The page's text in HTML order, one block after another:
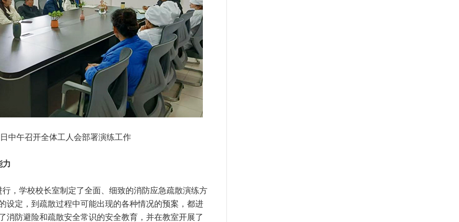
日中午召开全体工人会部署演练工作
力
，学校校长室制定了全面、细致的消防应急疏散演练方
设定，到疏散过程中可能出现的各种情况的预案，都进
消防避险和疏散安全常识的安全教育，并在教室开展了